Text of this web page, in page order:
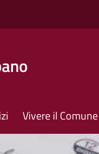
Vivere il Comune